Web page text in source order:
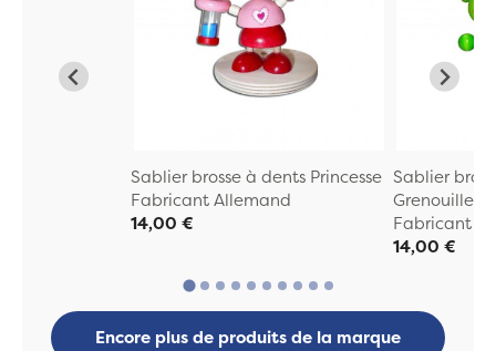
Sablier brosse à dents Princesse
Fabricant Allemand
14,00 €
Sablier
Grenouille
Fabricant
14,00 €
Encore plus de produits de la marque